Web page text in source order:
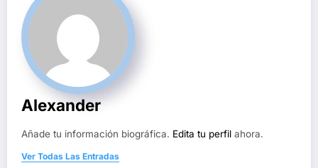
Alexander
Añade tu información biográfica. Edita tu perfil ahora.
Ver Todas Las Entradas